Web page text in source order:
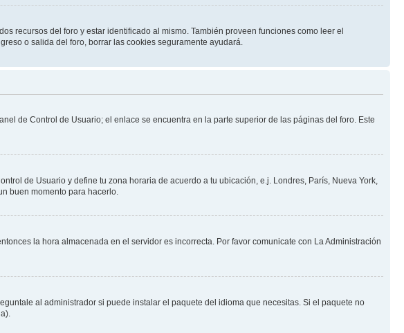
recursos del foro y estar identificado al mismo. También proveen funciones como leer el
o salida del foro, borrar las cookies seguramente ayudará.
de Control de Usuario; el enlace se encuentra en la parte superior de las páginas del foro. Este
de Usuario y define tu zona horaria de acuerdo a tu ubicación, e.j. Londres, París, Nueva York,
buen momento para hacerlo.
la hora almacenada en el servidor es incorrecta. Por favor comunicate con La Administración
al administrador si puede instalar el paquete del idioma que necesitas. Si el paquete no